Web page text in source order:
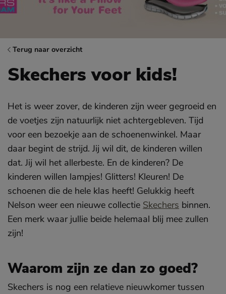
Terug naar overzicht
Skechers voor kids!
Het is weer zover, de kinderen zijn weer gegroeid en
de voetjes zijn natuurlijk niet achtergebleven. Tijd
voor een bezoekje aan de schoenenwinkel. Maar
daar begint de strijd. Jij wil dit, de kinderen willen
dat. Jij wil het allerbeste. En de kinderen? De
kinderen willen lampjes! Glitters! Kleuren! De
schoenen die de hele klas heeft! Gelukkig heeft
Nelson weer een nieuwe collectie Skechers binnen.
Een merk waar jullie beide helemaal blij mee zullen
zijn!
Waarom zijn ze dan zo goed?
Skechers is nog een relatieve nieuwkomer tussen